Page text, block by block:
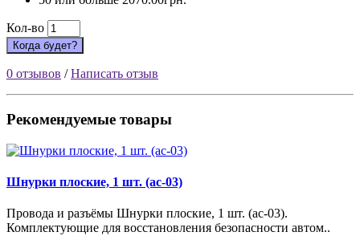
Кол-во
Когда будет?
0 отзывов /Написать отзыв
Рекомендуемые товары
Шнурки плоские, 1 шт. (ac-03)
Провода и разъёмы Шнурки плоские, 1 шт. (ac-03).
Комплектующие для восстановления безопасности автом..